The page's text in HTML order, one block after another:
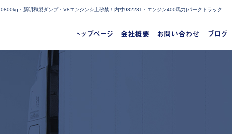
・新明和製ダンプ・V8エンジン☆土砂禁！内寸932231・エンジン400馬力|パークトラック